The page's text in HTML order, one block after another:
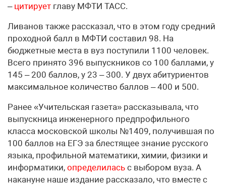
– цитирует главу МФТИ ТАСС.
Ливанов также рассказал, что в этом году средний
проходной балл в МФТИ составил 98. На
бюджетные места в вуз поступили 1100 человек.
Всего принято 396 выпускников со 100 баллами, у
145 – 200 баллов, у 23 – 300. У двух абитуриентов
максимальное количество баллов – 400 и 500.
Ранее «Учительская газета» рассказывала, что
выпускница инженерного предпрофильного
класса московской школы №1409, получившая по
100 баллов на ЕГЭ за блестящее знание русского
языка, профильной математики, химии, физики и
информатики, определилась с выбором вуза. А
накануне наше издание рассказало, что вместе с